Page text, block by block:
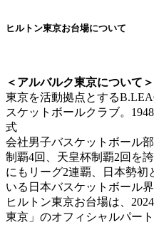
ヒルトン東京お台場について
＜アルバルク東京について＞
東京を活動拠点とする
スケットボールクラブ。
式
会社男子バスケットボール
制覇4回、天皇杯制覇2回を
にもリーグ2連覇、日本勢初
いる日本バスケットボール
ヒルトン東京お台場は、
東京」のオフィシャルパー